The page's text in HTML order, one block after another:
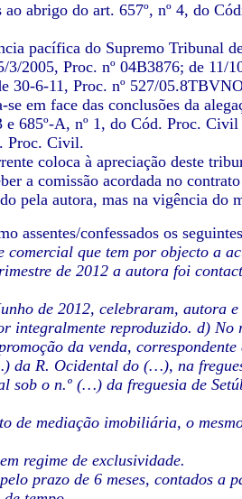
ao abrigo do art. 657º, nº 4, do
pacífica do Supremo Tribunal
3/2005, Proc. nº 04B3876; de 11/
30-6-11, Proc. nº 527/
em face das conclusões da
e 685º-A, nº 1, do Cód. Proc.
Proc. Civil.
coloca à apreciação deste
a comissão acordada no
pela autora, mas na vigência do
assentes/confessados os
comercial que tem por objecto a
de 2012 a autora foi
de 2012, celebraram,
integralmente reproduzido. d)
da venda,
da R. Ocidental do (…), na
sob o n.º (…) da freguesia de
de mediação imobiliária, o
regime de exclusividade.
prazo de 6 meses, contados a